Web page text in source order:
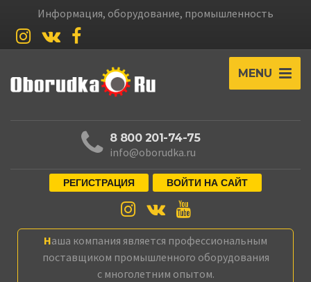
Информация, оборудование, промышленность
MENU
8 800 201-74-75
info@oborudka.ru
РЕГИСТРАЦИЯ ВОЙТИ НА САЙТ
Наша компания является профессиональным
поставщиком промышленного оборудования
с многолетним опытом.